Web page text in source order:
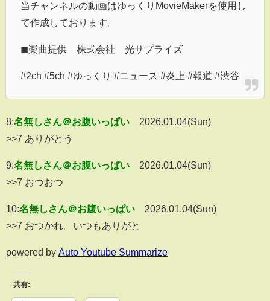
当チャンネルの動画はゆっくりMovieMakerを使用し
て作成しております。
◼︎楽曲提供 株式会社 光サプライズ
#2ch #5ch #ゆっくり #ニュース #炎上 #報道 #渋谷
8:名無しさん＠お腹いっぱい
2026.01.04(Sun)
>>7 ありがとう
9:名無しさん＠お腹いっぱい
2026.01.04(Sun)
>>7 おつおつ
10:名無しさん＠お腹いっぱい
2026.01.04(Sun)
>>7 おつかれ。いつもありがと
powered by Auto Youtube Summarize
共有: